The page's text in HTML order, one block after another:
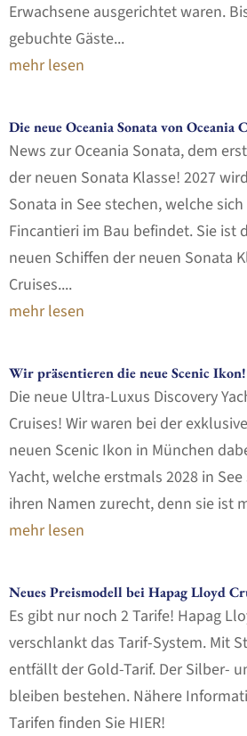
Erwachsene ausgerichtet waren.
gebuchte Gäste...
mehr lesen
Die neue Oceania Sonata von Oceania
News zur Oceania Sonata, dem
der neuen Sonata Klasse! 2027
Sonata in See stechen, welche
Fincantieri im Bau befindet. Sie ist
neuen Schiffen der neuen Sonata
Cruises....
mehr lesen
Wir präsentieren die neue Scenic Ikon!
Die neue Ultra-Luxus Discovery
Cruises! Wir waren bei der
neuen Scenic Ikon in München
Yacht, welche erstmals 2028 in
ihren Namen zurecht, denn sie ist
mehr lesen
Neues Preismodell bei Hapag Lloyd
Es gibt nur noch 2 Tarife! Hapag
verschlankt das Tarif-System. Mit
entfällt der Gold-Tarif. Der Silber-
bleiben bestehen. Nähere
Tarifen finden Sie HIER!